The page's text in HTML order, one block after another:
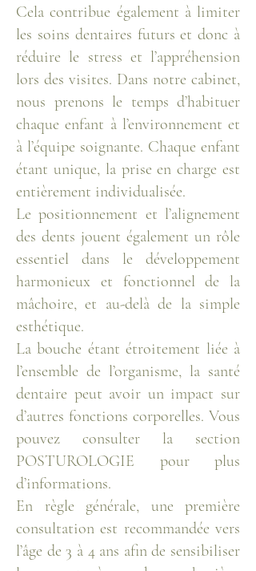
Cela contribue également à limiter
les soins dentaires futurs et donc à
réduire le stress et l’appréhension
lors des visites. Dans notre cabinet,
nous prenons le temps d’habituer
chaque enfant à l’environnement et
à l’équipe soignante. Chaque enfant
étant unique, la prise en charge est
entièrement individualisée.
Le positionnement et l’alignement
des dents jouent également un rôle
essentiel dans le développement
harmonieux et fonctionnel de la
mâchoire, et au-delà de la simple
esthétique.
La bouche étant étroitement liée à
l’ensemble de l’organisme, la santé
dentaire peut avoir un impact sur
d’autres fonctions corporelles. Vous
pouvez consulter la section
POSTUROLOGIE pour plus
d’informations.
En règle générale, une première
consultation est recommandée vers
l’âge de 3 à 4 ans afin de sensibiliser